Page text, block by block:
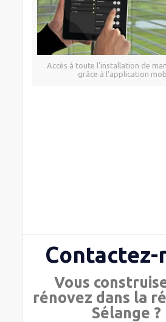
Accès à toute l’installation de
grâce à l’application
Contactez-
Vous
rénovez dans la
Sélange ?